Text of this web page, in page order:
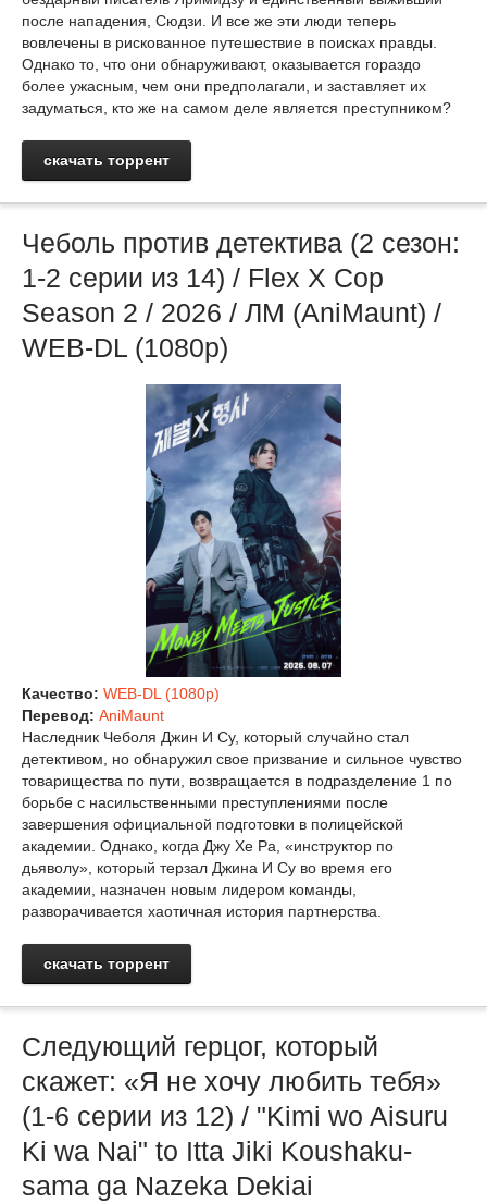
после нападения, Сюдзи. И все же эти люди теперь
вовлечены в рискованное путешествие в поисках правды.
Однако то, что они обнаруживают, оказывается гораздо
более ужасным, чем они предполагали, и заставляет их
задуматься, кто же на самом деле является преступником?
скачать торрент
Чеболь против детектива (2 сезон:
1-2 серии из 14) / Flex X Cop
Season 2 / 2026 / ЛМ (AniMaunt) /
WEB-DL (1080p)
Качество: WEB-DL (1080p)
Перевод: AniMaunt
Наследник Чеболя Джин И Су, который случайно стал
детективом, но обнаружил свое призвание и сильное чувство
товарищества по пути, возвращается в подразделение 1 по
борьбе с насильственными преступлениями после
завершения официальной подготовки в полицейской
академии. Однако, когда Джу Хе Ра, «инструктор по
дьяволу», который терзал Джина И Су во время его
академии, назначен новым лидером команды,
разворачивается хаотичная история партнерства.
скачать торрент
Следующий герцог, который
скажет: «Я не хочу любить тебя»
(1-6 серии из 12) / "Kimi wo Aisuru
Ki wa Nai" to Itta Jiki Koushaku-
sama ga Nazeka Dekiai